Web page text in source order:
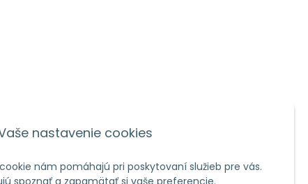
nastavenie cookies
nám pomáhajú pri poskytovaní služieb pre vás.
spoznať a zapamätať si vaše preferencie.